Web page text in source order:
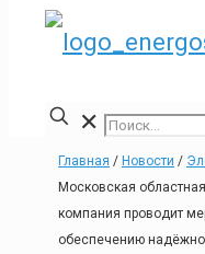
✕
Главная / Новости /
Московская
компания проводит
обеспечению